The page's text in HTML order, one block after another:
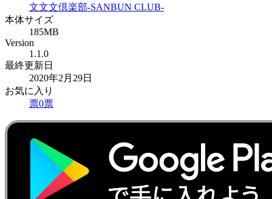
文文文倶楽部-SANBUN CLUB-
本体サイズ
185MB
Version
1.1.0
最終更新日
2020年2月29日
お気に入り
票0票